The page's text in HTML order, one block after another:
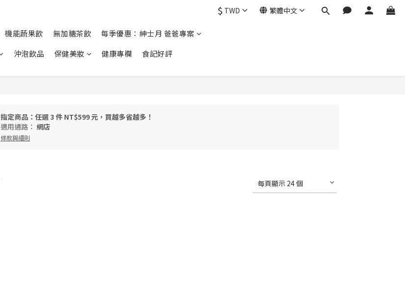
$ TWD 繁體中文
機能蔬果飲 無加糖茶飲
每季優惠：紳士月 爸爸專案
沖泡飲品 保健美妝 健康專欄 食記好評
指定商品：任選 3 件 NT$599 元，買越多省越多！
適用通路： 網店
條款與細則
每頁顯示 24 個